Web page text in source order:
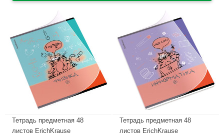
Тетрадь предметная 48
листов ErichKrause
Тетрадь предметная 48
листов ErichKrause